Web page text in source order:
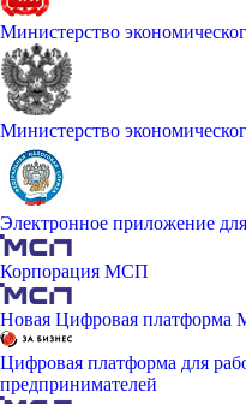
Министерство
Министерство
Электронное приложение
Корпорация МСП
Новая Цифровая
Цифровая платформа для
предпринимателей